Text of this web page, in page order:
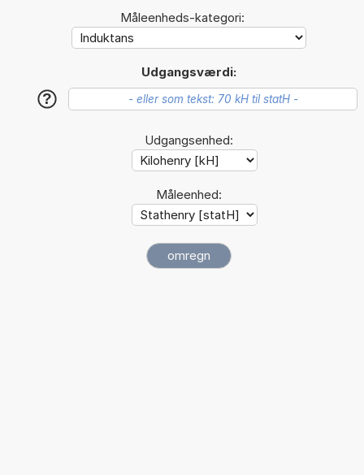
Måleenheds-kategori:
Udgangsværdi:
?
Udgangsenhed:
Måleenhed: